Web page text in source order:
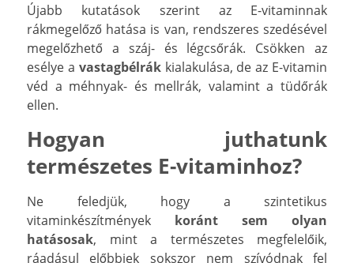
Újabb kutatások szerint az E-vitaminnak
rákmegelőző hatása is van, rendszeres szedésével
megelőzhető a száj- és légcsőrák. Csökken az
esélye a vastagbélrákkialakulása, de az E-vitamin
véd a méhnyak- és mellrák, valamint a tüdőrák
ellen.
Hogyan juthatunk
természetes E-vitaminhoz?
Ne feledjük, hogy a szintetikus
vitaminkészítmények koránt sem olyan
hatásosak, mint a természetes megfelelőik,
ráadásul előbbiek sokszor nem szívódnak fel